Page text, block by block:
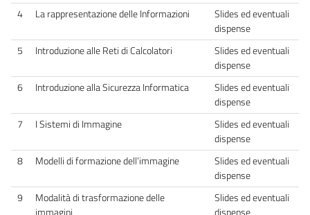
4
La rappresentazione delle Informazioni
Slides ed eventuali
dispense
5
Introduzione alle Reti di Calcolatori
Slides ed eventuali
dispense
6
Introduzione alla Sicurezza Informatica
Slides ed eventuali
dispense
7
I Sistemi di Immagine
Slides ed eventuali
dispense
8
Modelli di formazione dell’immagine
Slides ed eventuali
dispense
9
Modalità di trasformazione delle
Slides ed eventuali